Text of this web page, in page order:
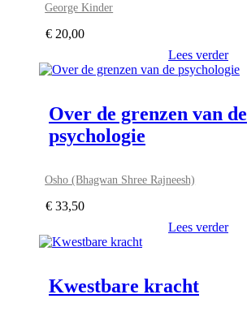
George Kinder
€ 20,00
Lees verder
Over de grenzen van de
psychologie
Osho (Bhagwan Shree Rajneesh)
€ 33,50
Lees verder
Kwestbare kracht